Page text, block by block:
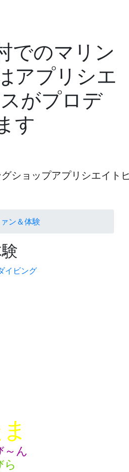
でのマリン
アプリシエ
がプロデ
す
ン＆体験
イビング
～ん
ら